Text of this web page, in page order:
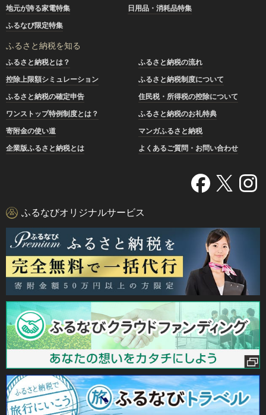
地元が誇る家電特集
日用品・消耗品特集
ふるなび限定特集
ふるさと納税を知る
ふるさと納税とは？
ふるさと納税の流れ
控除上限額シミュレーション
ふるさと納税制度について
ふるさと納税の確定申告
住民税・所得税の控除について
ワンストップ特例制度とは？
ふるさと納税のお礼特典
寄附金の使い道
マンガふるさと納税
企業版ふるさと納税とは
よくあるご質問・お問い合わせ
ふるなびオリジナルサービス